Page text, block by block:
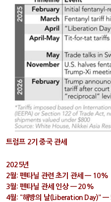
트럼프 2기 중국 관세
2025년
2월: 펜타닐 관련 초기 관세 — 10%
3월: 펜타닐 관세 인상 — 20%
4월: “해방의 날(Liberation Day)”